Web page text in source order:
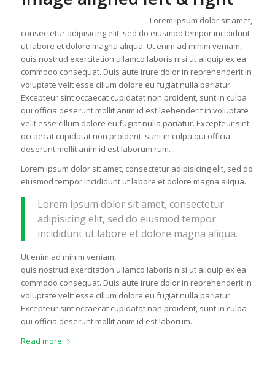
Lorem ipsum dolor sit amet,
consectetur adipisicing elit, sed do eiusmod tempor incididunt
ut labore et dolore magna aliqua. Ut enim ad minim veniam,
quis nostrud exercitation ullamco laboris nisi ut aliquip ex ea
commodo consequat. Duis aute irure dolor in reprehenderit in
voluptate velit esse cillum dolore eu fugiat nulla pariatur.
Excepteur sint occaecat cupidatat non proident, sunt in culpa
qui officia deserunt mollit anim id est laehenderit in voluptate
velit esse cillum dolore eu fugiat nulla pariatur. Excepteur sint
occaecat cupidatat non proident, sunt in culpa qui officia
deserunt mollit anim id est laborum.rum.
Lorem ipsum dolor sit amet, consectetur adipisicing elit, sed do
eiusmod tempor incididunt ut labore et dolore magna aliqua.
Lorem ipsum dolor sit amet, consectetur
adipisicing elit, sed do eiusmod tempor
incididunt ut labore et dolore magna aliqua.
Ut enim ad minim veniam,
quis nostrud exercitation ullamco laboris nisi ut aliquip ex ea
commodo consequat. Duis aute irure dolor in reprehenderit in
voluptate velit esse cillum dolore eu fugiat nulla pariatur.
Excepteur sint occaecat cupidatat non proident, sunt in culpa
qui officia deserunt mollit anim id est laborum.
Read more